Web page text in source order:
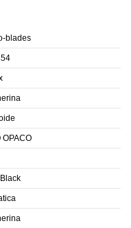
blades
OPACO